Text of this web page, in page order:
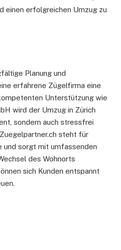
einen erfolgreichen Umzug zu
Planung und
erfahrene Zügelfirma eine
Unterstützung wie
wird der Umzug in Zürich
sondern auch stressfrei
steht für
und sorgt mit umfassenden
des Wohnorts
sich Kunden entspannt